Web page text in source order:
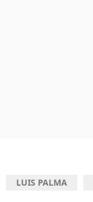
LUIS PALMA